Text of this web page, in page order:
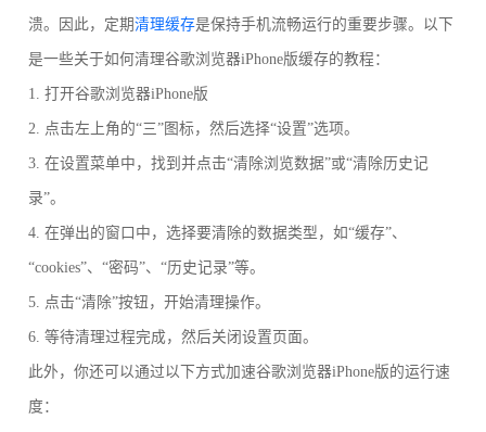
溃。因此，定期清理缓存是保持手机流畅运行的重要步骤。以下
是一些关于如何清理谷歌浏览器iPhone版缓存的教程：
1. 打开谷歌浏览器iPhone版
2. 点击左上角的“三”图标，然后选择“设置”选项。
3. 在设置菜单中，找到并点击“清除浏览数据”或“清除历史记
录”。
4. 在弹出的窗口中，选择要清除的数据类型，如“缓存”、
“cookies”、“密码”、“历史记录”等。
5. 点击“清除”按钮，开始清理操作。
6. 等待清理过程完成，然后关闭设置页面。
此外，你还可以通过以下方式加速谷歌浏览器iPhone版的运行速
度：